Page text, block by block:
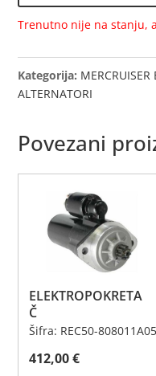
Trenutno nije na stanju,
Kategorija: MERCRUISER
ALTERNATORI
Povezani
ELEKTROPOKRETA
Č
Šifra: REC50-808011A05
412,00€